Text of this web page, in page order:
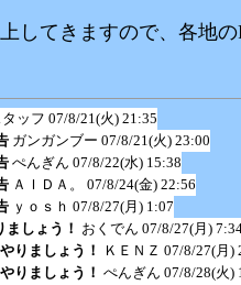
してきますので、各地
ッフ 07/8/21(火) 21:35
ガンガンブー 07/8/21(火) 23:00
ぺんぎん 07/8/22(水) 15:38
ＡＩＤＡ。
07/8/24(金) 22:56
ｙｏｓｈ 07/8/27(月) 1:07
ましょう！
おくでん 07/8/27(月)
りましょう！
ＫＥＮＺ 07/8/27(月)
りましょう！ ぺんぎん 07/8/28(火)